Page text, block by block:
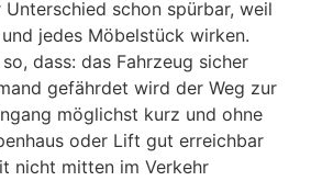
schon spürbar, weil
jedes Möbelstück wirken.
dass: das Fahrzeug sicher
gefährdet wird der Weg zur
möglichst kurz und ohne
oder Lift gut erreichbar
nicht mitten im Verkehr